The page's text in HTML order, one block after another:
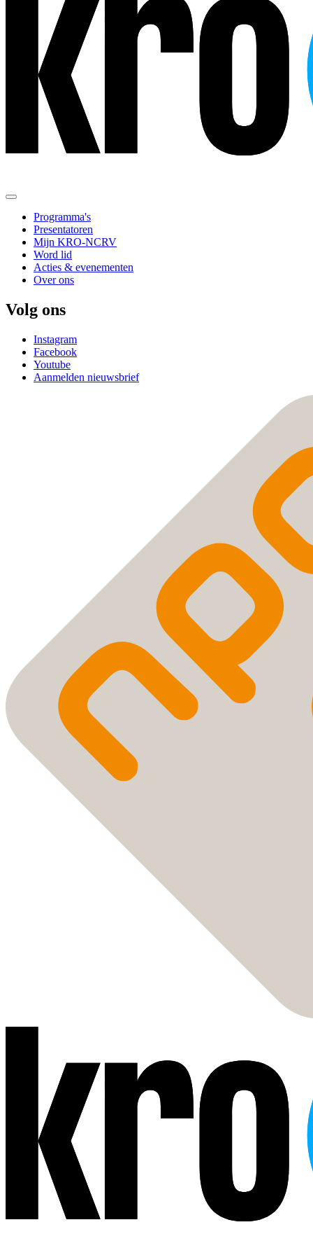
Programma's
Presentatoren
Mijn KRO-NCRV
Word lid
Acties & evenementen
Over ons
Volg ons
Instagram
Facebook
Youtube
Aanmelden nieuwsbrief